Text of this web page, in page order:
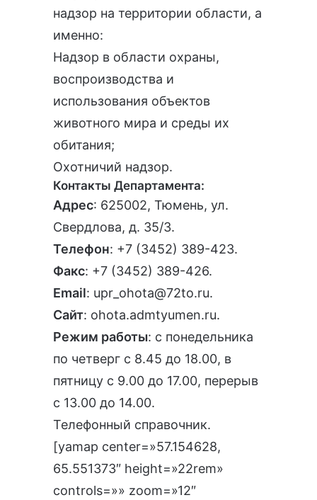
надзор на территории области, а
именно:
Надзор в области охраны,
воспроизводства и
использования объектов
животного мира и среды их
обитания;
Охотничий надзор.
Контакты Департамента:
Адрес: 625002, Тюмень, ул.
Свердлова, д. 35/3.
Телефон: +7 (3452) 389-423.
Факс: +7 (3452) 389-426.
Email: upr_ohota@72to.ru.
Сайт: ohota.admtyumen.ru.
Режим работы: с понедельника
по четверг с 8.45 до 18.00, в
пятницу с 9.00 до 17.00, перерыв
с 13.00 до 14.00.
Телефонный справочник.
[yamap center=»57.154628,
65.551373″ height=»22rem»
controls=»» zoom=»12″